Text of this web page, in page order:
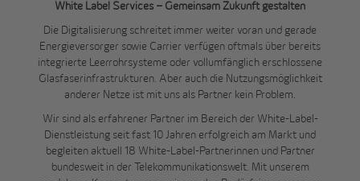
White Label Services – Gemeinsam Zukunft gestalten
Die Digitalisierung schreitet immer weiter voran und gerade
Energieversorger sowie Carrier verfügen oftmals über bereits
integrierte Leerrohrsysteme oder vollumfänglich erschlossene
Glasfaserinfrastrukturen. Aber auch die Nutzungsmöglichkeit
anderer Netze ist mit uns als Partner kein Problem.
Wir sind als erfahrener Partner im Bereich der White-Label-
Dienstleistung seit fast 10 Jahren erfolgreich am Markt und
begleiten aktuell 18 White-Label-Partnerinnen und Partner
bundesweit in der Telekommunikationswelt. Mit unserem